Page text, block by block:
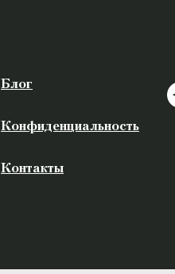
Блог
Конфиденциальность
Контакты